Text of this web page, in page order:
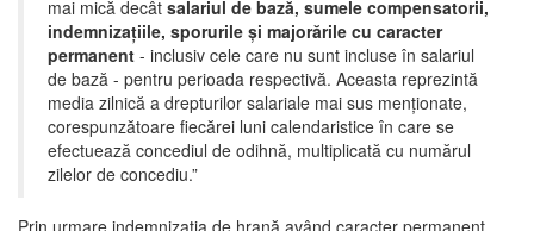
mai mică decât salariul de bază, sumele compensatorii,
indemnizațiile, sporurile și majorările cu caracter
permanent - inclusiv cele care nu sunt incluse în salariul
de bază - pentru perioada respectivă. Aceasta reprezintă
media zilnică a drepturilor salariale mai sus menționate,
corespunzătoare fiecărei luni calendaristice în care se
efectuează concediul de odihnă, multiplicată cu numărul
zilelor de concediu.”
Prin urmare indemnizaţia de hrană având caracter permanent,